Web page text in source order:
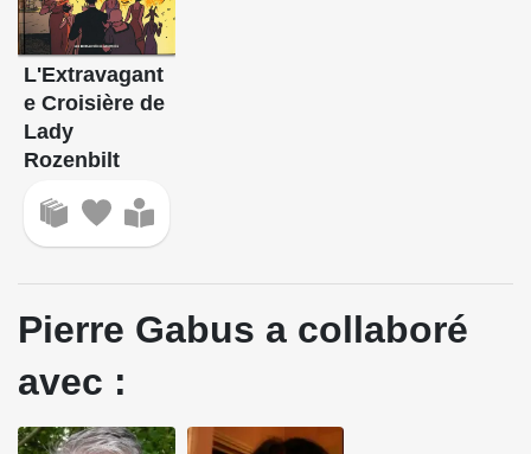
L'Extravagant
e Croisière de
Lady
Rozenbilt
Pierre Gabus a collaboré
avec :